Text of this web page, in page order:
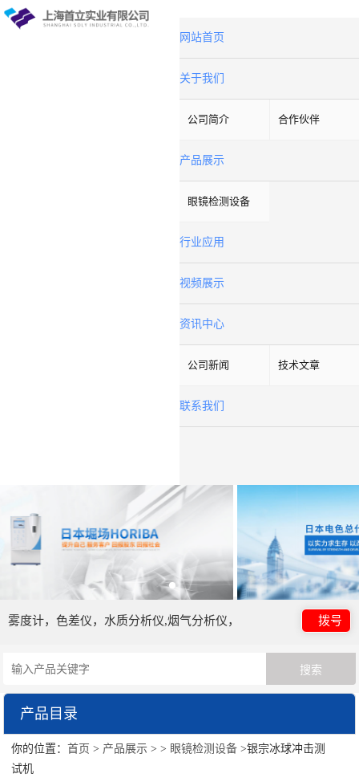
网站首页
关于我们
公司简介 合作伙伴
产品展示
眼镜检测设备
行业应用
视频展示
资讯中心
公司新闻 技术文章
联系我们
雾度计，色差仪，水质分析仪,烟气分析仪， 拨号
产品目录
眼镜检测设备
你的位置：首页 > 产品展示 > > 眼镜检测设备 >银宗冰球冲击测
试机